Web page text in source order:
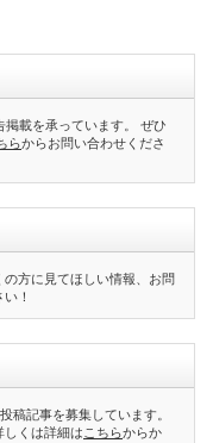
掲載を承っています。 ぜひ
らからお問い合わせくださ
方に見てほしい情報、お問
！
稿記事を募集しています。
しくは詳細は こちらからか